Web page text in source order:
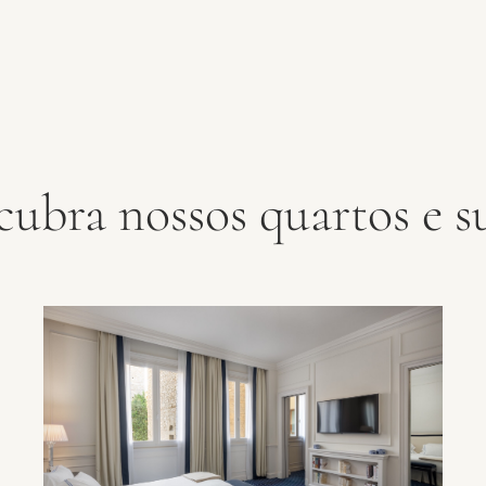
nossos quartos e